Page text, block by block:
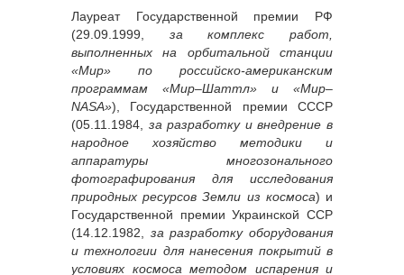
Лауреат Государственной премии РФ
(29.09.1999, за комплекс работ,
выполненных на орбитальной станции
«Мир» по российско-американским
программам «Мир–Шаттл» и «Мир–
NASA»), Государственной премии СССР
(05.11.1984, за разработку и внедрение в
народное хозяйство методики и
аппаратуры многозонального
фотографирования для исследования
природных ресурсов Земли из космоса) и
Государственной премии Украинской ССР
(14.12.1982, за разработку оборудования
и технологии для нанесения покрытий в
условиях космоса методом испарения и